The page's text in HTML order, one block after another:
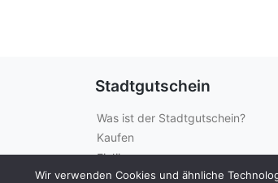
Stadtgutschein
Was ist der Stadtgutschein?
Kaufen
Einlösen
Guthabenabfrage
Wir verwenden Cookies und ähnliche